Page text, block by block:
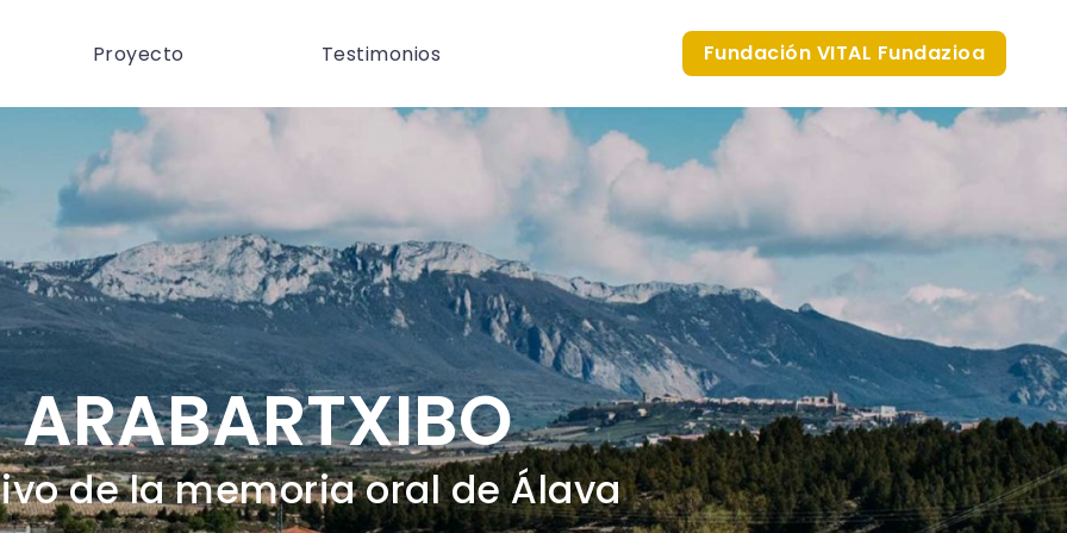
Proyecto Testimonios Fundación VITAL Fundazioa
ARABARTXIBO
de la memoria oral de Álava